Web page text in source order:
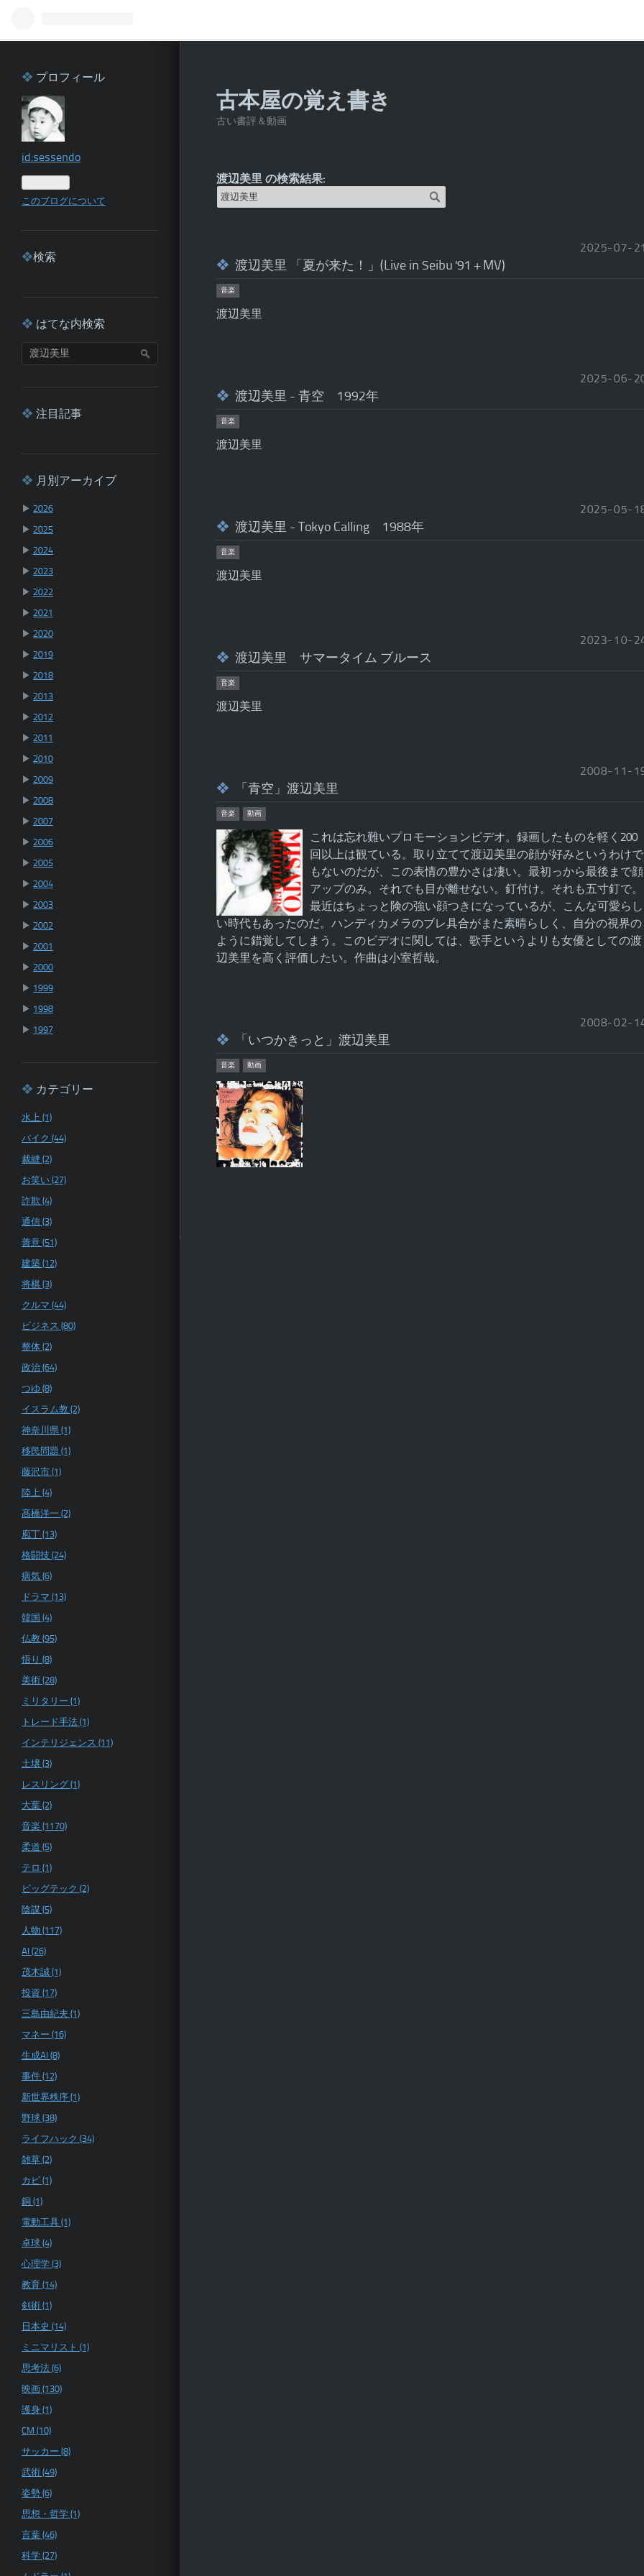
古本屋の覚え書き
古い書評＆動画
渡辺美里 の検索結果:
2025-07-
渡辺美里 「夏が来た！」(Live in Seibu '91 + MV)
音楽
渡辺美里
2025-06-
渡辺美里 - 青空 1992年
音楽
渡辺美里
2025-05-
渡辺美里 - Tokyo Calling 1988年
音楽
渡辺美里
2023- 10-
渡辺美里 サマータイム ブルース
音楽
渡辺美里
2008- 11 -
「青空」渡辺美里
音楽 動画
これは忘れ難いプロモーションビデオ。録画したものを軽く200
回以上は観ている。取り立てて渡辺美里の顔が好みというわけで
もないのだが、この表情の豊かさは凄い。最初っから最後まで顔
アップのみ。それでも目が離せない。釘付け。それも五寸釘で。
最近はちょっと険の強い顔つきになっているが、こんな可愛らし
い時代もあったのだ。ハンディカメラのブレ具合がまた素晴らしく、自分の視界の
ように錯覚してしまう。このビデオに関しては、歌手というよりも女優としての渡
辺美里を高く評価したい。作曲は小室哲哉。
2008-02-
「いつかきっと」渡辺美里
音楽 動画
プロフィール
id:sessendo
このブログについて
検索
はてな内検索
注目記事
月別アーカイブ
▶ 2026
▶ 2025
▶ 2024
▶ 2023
▶ 2022
▶ 2021
▶ 2020
▶ 2019
▶ 2018
▶ 2013
▶ 2012
▶ 2011
▶ 2010
▶ 2009
▶ 2008
▶ 2007
▶ 2006
▶ 2005
▶ 2004
▶ 2003
▶ 2002
▶ 2001
▶ 2000
▶ 1999
▶ 1998
▶ 1997
カテゴリー
水上 (1)
バイク (44)
裁縫 (2)
お笑い (27)
詐欺 (4)
通信 (3)
善意 (51)
建築 (12)
将棋 (3)
クルマ (44)
ビジネス (80)
整体 (2)
政治 (64)
つゆ (8)
イスラム教 (2)
神奈川県 (1)
移民問題 (1)
藤沢市 (1)
陸上 (4)
髙橋洋一 (2)
庖丁 (13)
格闘技 (24)
病気 (6)
ドラマ (13)
韓国 (4)
仏教 (95)
悟り (8)
美術 (28)
ミリタリー (1)
トレード手法 (1)
インテリジェンス (11)
土壌 (3)
レスリング (1)
大葉 (2)
音楽 (1170)
柔道 (5)
テロ (1)
ビッグテック (2)
陰謀 (5)
人物 (117)
AI (26)
茂木誠 (1)
投資 (17)
三島由紀夫 (1)
マネー (16)
生成AI (8)
事件 (12)
新世界秩序 (1)
野球 (38)
ライフハック (34)
雑草 (2)
カビ (1)
銅 (1)
電動工具 (1)
卓球 (4)
心理学 (3)
教育 (14)
剣術 (1)
日本史 (14)
ミニマリスト (1)
思考法 (6)
映画 (130)
護身 (1)
CM (10)
サッカー (8)
武術 (49)
姿勢 (6)
思想・哲学 (1)
言葉 (46)
科学 (27)